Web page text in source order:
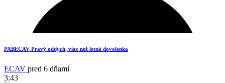
3
PABECAV Pravý oddych, viac než letná dovolenka
ECAV pred 6 dňami
3:43